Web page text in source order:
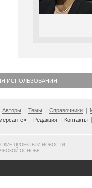
ИСПОЛЬЗОВАНИЯ
Авторы Темы Справочники
Редакция Контакты
ПРОЕКТЫ И НОВОСТИ
ОСНОВЕ